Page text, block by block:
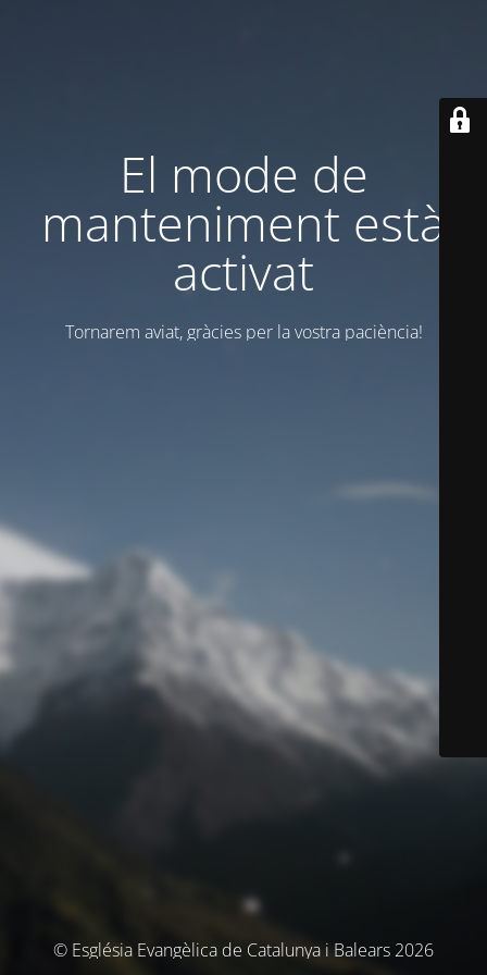
El mode de
manteniment està
activat
Tornarem aviat, gràcies per la vostra paciència!
© Església Evangèlica de Catalunya i Balears 2026